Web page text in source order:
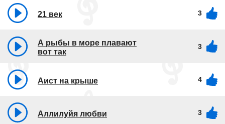
21 век 3
А рыбы в море плавают
вот так
3
Аист на крыше 4
Аллилуйя любви 3